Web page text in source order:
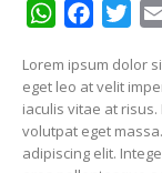
WhatsApp
Lorem ipsum dolor
eget leo at velit
iaculis vitae at
volutpat eget
adipiscing elit.